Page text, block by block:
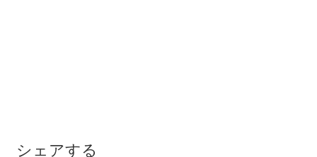
シェアする